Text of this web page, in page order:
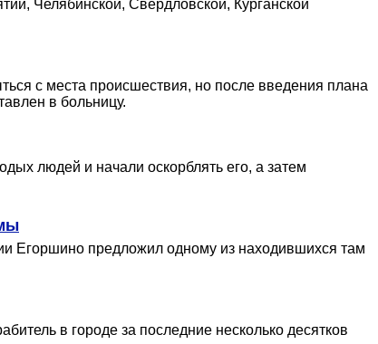
Челябинской, Свердловской, Курганской
с места происшествия, но после введения плана
в больницу.
людей и начали оскорблять его, а затем
Егоршино предложил одному из находившихся там
в городе за последние несколько десятков